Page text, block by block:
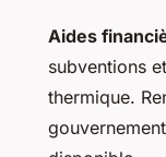
Aides
subventions
thermique.